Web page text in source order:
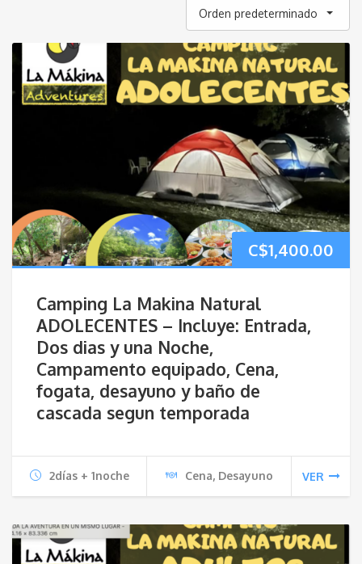
Orden predeterminado
C$1,400.00
Camping La Makina Natural
ADOLECENTES – Incluye: Entrada,
Dos dias y una Noche,
Campamento equipado, Cena,
fogata, desayuno y baño de
cascada segun temporada
2días + 1noche Cena, Desayuno VER